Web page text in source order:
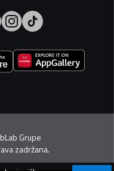
Grupe
zadržana.